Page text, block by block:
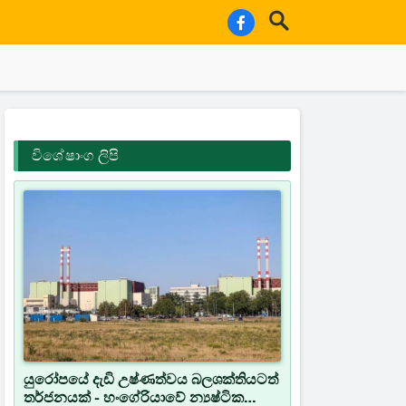
විශේෂාංග ලිපි
යුරෝපයේ දැඩි උෂ්ණත්වය බලශක්තියටත්
තර්ජනයක් - හංගේරියාවේ න්‍යෂ්ටික